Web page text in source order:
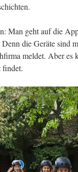
Man geht auf die
die Geräte sind
meldet. Aber es
findet.